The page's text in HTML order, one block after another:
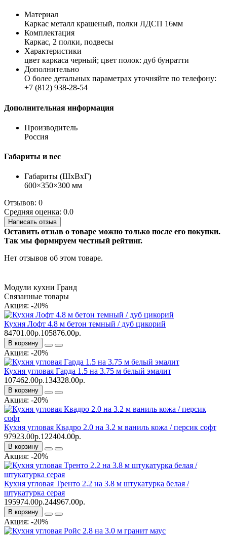
Материал
Каркас металл крашеный, полки ЛДСП 16мм
Комплектация
Каркас, 2 полки, подвесы
Характеристики
цвет каркаса черный; цвет полок: дуб бунратти
Дополнительно
О более детальных параметрах уточняйте по телефону:
+7 (812) 938-28-54
Дополнительная информация
Производитель
Россия
Габариты и вес
Габариты (ШхВхГ)
600×350×300 мм
Отзывов: 0
Средняя оценка: 0.0
Написать отзыв
Оставить отзыв о товаре можно только после его покупки.
Так мы формируем честный рейтинг.
Нет отзывов об этом товаре.
Модули кухни Гранд
Связанные товары
Акция: -20%
Кухня Лофт 4.8 м бетон темный / дуб цикорий
84701.00р.105876.00р.
В корзину
Акция: -20%
Кухня угловая Гарда 1.5 на 3.75 м белый эмалит
107462.00р.134328.00р.
В корзину
Акция: -20%
Кухня угловая Квадро 2.0 на 3.2 м ваниль кожа / персик софт
97923.00р.122404.00р.
В корзину
Акция: -20%
Кухня угловая Тренто 2.2 на 3.8 м штукатурка белая /
штукатурка серая
195974.00р.244967.00р.
В корзину
Акция: -20%